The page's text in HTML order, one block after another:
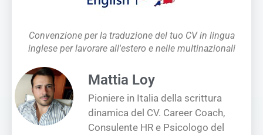
Convenzione per la traduzione del tuo CV in lingua
inglese per lavorare all'estero e nelle multinazionali
Mattia Loy
Pioniere in Italia della scrittura
dinamica del CV. Career Coach,
Consulente HR e Psicologo del